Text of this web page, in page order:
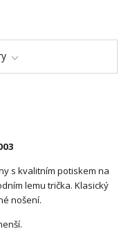
s kvalitním potiskem na
lemu trička. Klasický
nošení.